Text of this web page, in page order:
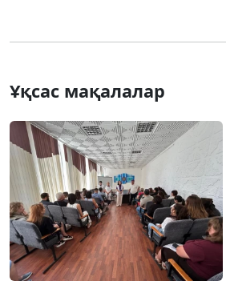
Ұқсас мақалалар